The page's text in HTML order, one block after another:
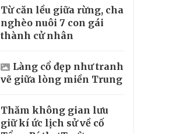
Từ căn lều giữa rừng, cha
nghèo nuôi 7 con gái
thành cử nhân
Làng cổ đẹp như tranh
vẽ giữa lòng miền Trung
Thăm không gian lưu
giữ kí ức lịch sử về cố